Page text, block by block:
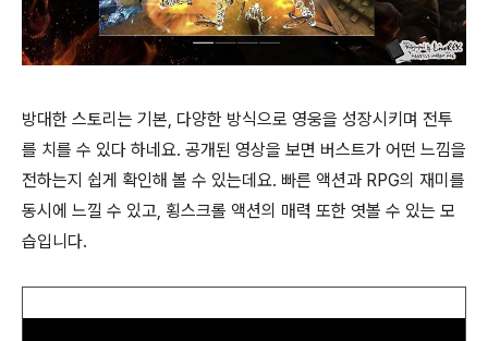
방대한 스토리는 기본, 다양한 방식으로 영웅을 성장시키며 전투
를 치를 수 있다 하네요. 공개된 영상을 보면 버스트가 어떤 느낌을
전하는지 쉽게 확인해 볼 수 있는데요. 빠른 액션과 RPG의 재미를
동시에 느낄 수 있고, 횡스크롤 액션의 매력 또한 엿볼 수 있는 모
습입니다.